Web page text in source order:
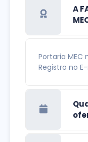
A
Portaria MEC
Registro no